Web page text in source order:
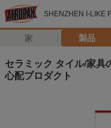
SHENZHEN I-LIKE
家 製品
セラミック タイル/家具
心配プロダクト